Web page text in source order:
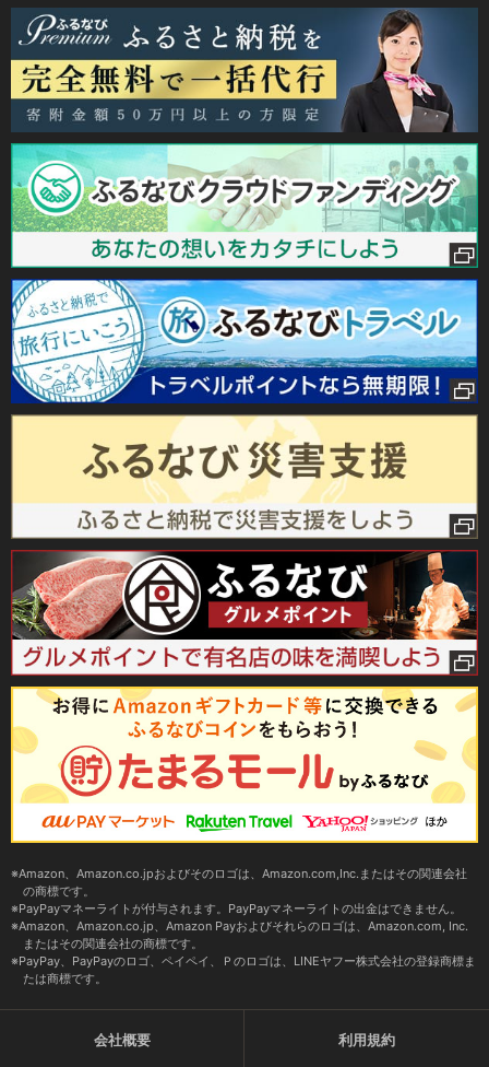
Amazon、Amazon.co.jpおよびそのロゴは、Amazon.com,Inc.またはその関連会社
の商標です。
PayPayマネーライトが付与されます。PayPayマネーライトの出金はできません。
Amazon、Amazon.co.jp、Amazon Payおよびそれらのロゴは、Amazon.com, Inc.
またはその関連会社の商標です。
PayPay、PayPayのロゴ、ペイペイ、Ｐのロゴは、LINEヤフー株式会社の登録商標ま
たは商標です。
会社概要 利用規約